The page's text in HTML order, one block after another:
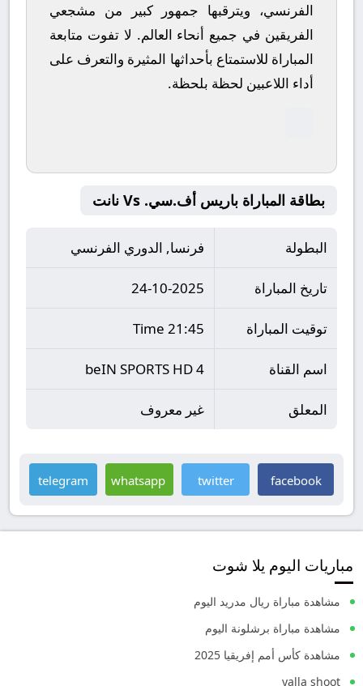
الفرنسي، ويترقبها جمهور كبير من مشجعي
الفريقين في جميع أنحاء العالم. لا تفوت متابعة
المباراة للاستمتاع بأحداثها المثيرة والتعرف على
أداء اللاعبين لحظة بلحظة.
بطاقة المباراة باريس أف.سي. Vs نانت
البطولة فرنسا, الدوري الفرنسي
تاريخ المباراة 24-10-2025
توقيت المباراة 21:45 Time
اسم القناة beIN SPORTS HD 4
المعلق غير معروف
facebook
twitter
whatsapp
telegram
مباريات اليوم يلا شوت
مشاهدة مباراة ريال مدريد اليوم
مشاهدة مباراة برشلونة اليوم
مشاهدة كأس أمم إفريقيا 2025
yalla shoot